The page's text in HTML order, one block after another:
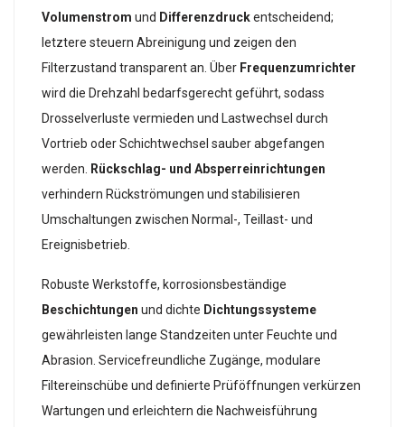
Volumenstrom und Differenzdruckentscheidend;
letztere steuern Abreinigung und zeigen den
Filterzustand transparent an. Über Frequenzumrichter
wird die Drehzahl bedarfsgerecht geführt, sodass
Drosselverluste vermieden und Lastwechsel durch
Vortrieb oder Schichtwechsel sauber abgefangen
werden.
Rückschlag- und Absperreinrichtungen
verhindern Rückströmungen und stabilisieren
Umschaltungen zwischen Normal-, Teillast- und
Ereignisbetrieb.
Robuste Werkstoffe, korrosionsbeständige
Beschichtungen und dichte Dichtungssysteme
gewährleisten lange Standzeiten unter Feuchte und
Abrasion. Servicefreundliche Zugänge, modulare
Filtereinschübe und definierte Prüföffnungen verkürzen
Wartungen und erleichtern die Nachweisführung